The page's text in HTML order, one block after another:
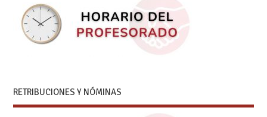
RETRIBUCIONES Y NÓMINAS